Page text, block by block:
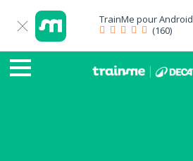
TrainMe pourAndroid
(160)